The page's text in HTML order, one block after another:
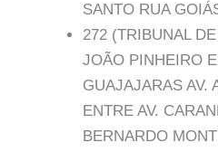
SANTO RUA
272 (TRIBUNAL
JOÃO PINHEIRO
GUAJAJARAS AV.
ENTRE AV.
BERNARDO